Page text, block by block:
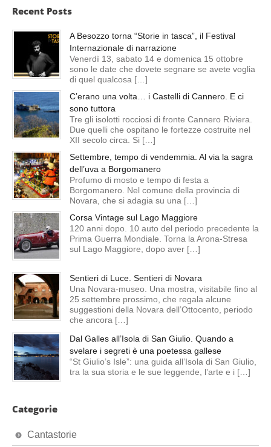
Recent Posts
A Besozzo torna “Storie in tasca”, il Festival
Internazionale di narrazione
Venerdì 13, sabato 14 e domenica 15 ottobre
sono le date che dovete segnare se avete voglia
di quel qualcosa […]
C’erano una volta… i Castelli di Cannero. E ci
sono tuttora
Tre gli isolotti rocciosi di fronte Cannero Riviera.
Due quelli che ospitano le fortezze costruite nel
XII secolo circa. Si […]
Settembre, tempo di vendemmia. Al via la sagra
dell’uva a Borgomanero
Profumo di mosto e tempo di festa a
Borgomanero. Nel comune della provincia di
Novara, che si adagia su una […]
Corsa Vintage sul Lago Maggiore
120 anni dopo. 10 auto del periodo precedente la
Prima Guerra Mondiale. Torna la Arona-Stresa
sul Lago Maggiore, dopo aver […]
Sentieri di Luce. Sentieri di Novara
Una Novara-museo. Una mostra, visitabile fino al
25 settembre prossimo, che regala alcune
suggestioni della Novara dell’Ottocento, periodo
che ancora […]
Dal Galles all’Isola di San Giulio. Quando a
svelare i segreti è una poetessa gallese
“St Giulio’s Isle”: una guida all’Isola di San Giulio,
tra la sua storia e le sue leggende, l’arte e i […]
Categorie
Cantastorie